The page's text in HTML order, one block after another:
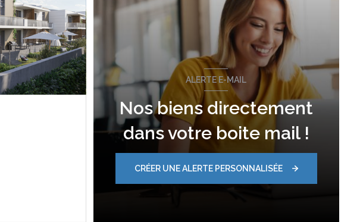
ALERTE E-MAIL
Nos biens directement
dans votre boite mail !
CRÉER UNE ALERTE PERSONNALISÉE